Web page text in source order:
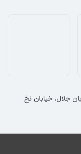
جلال، خیابان نخ